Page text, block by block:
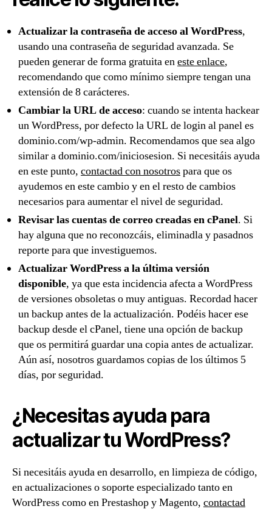
Actualizar la contraseña de acceso al WordPress,
usando una contraseña de seguridad avanzada. Se
pueden generar de forma gratuita eneste enlace,
recomendando que como mínimo siempre tengan una
extensión de 8 carácteres.
Cambiar la URL de acceso: cuando se intenta hackear
un WordPress, por defecto la URL de login al panel es
dominio.com/wp-admin. Recomendamos que sea algo
similar a dominio.com/iniciosesion. Si necesitáis ayuda
en este punto, contactad con nosotrospara que os
ayudemos en este cambio y en el resto de cambios
necesarios para aumentar el nivel de seguridad.
Revisar las cuentas de correo creadas en cPanel. Si
hay alguna que no reconozcáis, eliminadla y pasadnos
reporte para que investiguemos.
Actualizar WordPress a la última versión
disponible, ya que esta incidencia afecta a WordPress
de versiones obsoletas o muy antiguas. Recordad hacer
un backup antes de la actualización. Podéis hacer ese
backup desde el cPanel, tiene una opción de backup
que os permitirá guardar una copia antes de actualizar.
Aún así, nosotros guardamos copias de los últimos 5
días, por seguridad.
¿Necesitas ayuda para
actualizar tu WordPress?
Si necesitáis ayuda en desarrollo, en limpieza de código,
en actualizaciones o soporte especializado tanto en
WordPress como en Prestashop y Magento, contactad